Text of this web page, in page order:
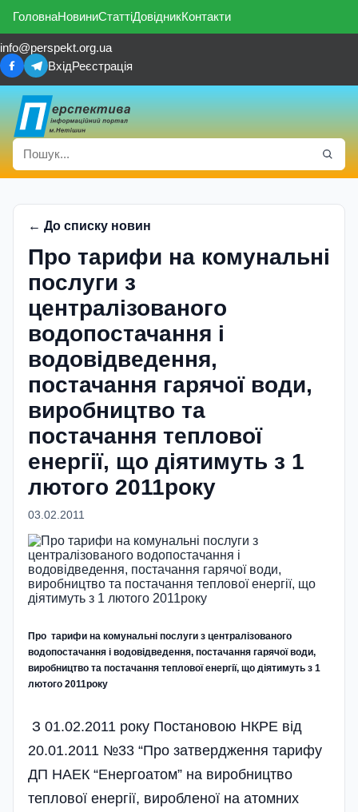
ГоловнаНовиниСтаттіДовідникКонтакти
info@perspekt.org.ua
ВхідРеєстрація
← До списку новин
Про тарифи на комунальні
послуги з
централізованого
водопостачання і
водовідведення,
постачання гарячої води,
виробництво та
постачання теплової
енергії, що діятимуть з 1
лютого 2011року
03.02.2011
Про тарифи на комунальні послуги з централізованого
водопостачання і водовідведення, постачання гарячої води,
виробництво та постачання теплової енергії, що діятимуть з 1
лютого 2011року
З 01.02.2011 року Постановою НКРЕ від
20.01.2011 №33 “Про затвердження тарифу
ДП НАЕК “Енергоатом” на виробництво
теплової енергії, виробленої на атомних